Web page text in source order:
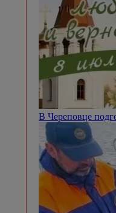
В Череповце